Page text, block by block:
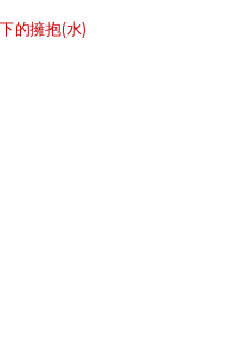
的擁抱(水)